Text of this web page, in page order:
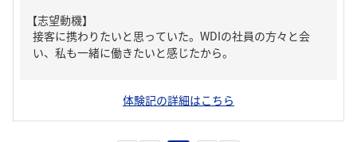
【志望動機】
接客に携わりたいと思っていた。WDIの社員の方々と会
い、私も一緒に働きたいと感じたから。
体験記の詳細はこちら